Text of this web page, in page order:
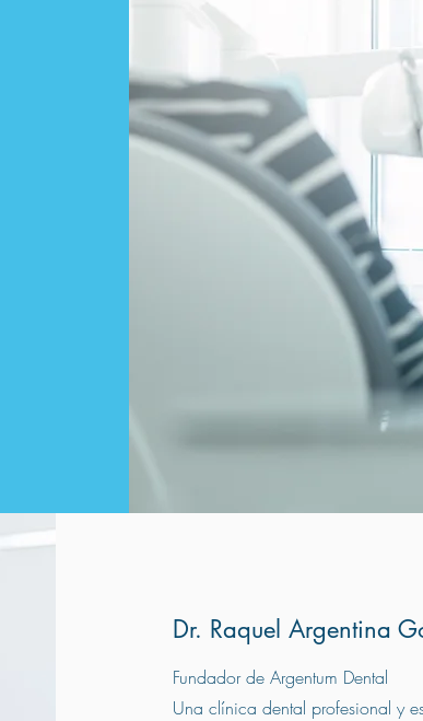
Dr. Raquel Argentina
Fundador de Argentum Dental
Una clínica dental profesional y